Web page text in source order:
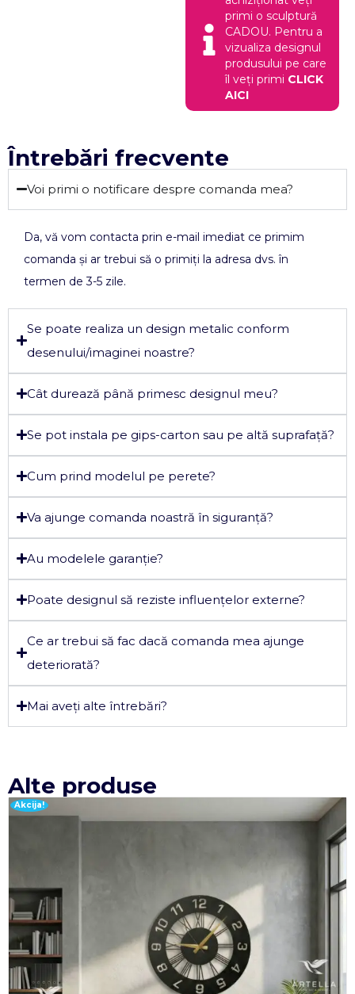
primi o sculptură
CADOU. Pentru a
vizualiza designul
produsului pe care
îl veți primi CLICK
AICI
Întrebări frecvente
Voi primi o notificare despre comanda mea?
Da, vă vom contacta prin e-mail imediat ce primim
comanda și ar trebui să o primiți la adresa dvs. în
termen de 3-5 zile.
Se poate realiza un design metalic conform
desenului/imaginei noastre?
Cât durează până primesc designul meu?
Se pot instala pe gips-carton sau pe altă suprafață?
Cum prind modelul pe perete?
Va ajunge comanda noastră în siguranță?
Au modelele garanție?
Poate designul să reziste influențelor externe?
Ce ar trebui să fac dacă comanda mea ajunge
deteriorată?
Mai aveți alte întrebări?
Alte produse
Akcija!